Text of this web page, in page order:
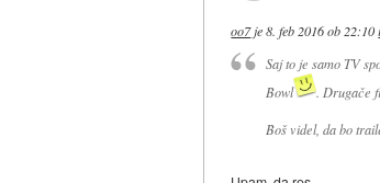
oo7je8. feb 2016 ob 22:10
Saj to je samo TV
Bowl
. Drugače
Boš videl, da bo